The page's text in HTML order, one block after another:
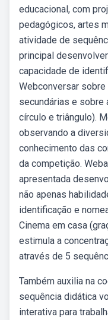
educacional, com
pedagógicos, artes
atividade de
principal
capacidade de
Webconversar
secundárias e sobre
círculo e triângulo).
observando a
conhecimento das
da competição.
apresentada
não apenas
identificação e
Cinema em casa
estimula a
através de 5
Também auxilia na
sequência didática
interativa para